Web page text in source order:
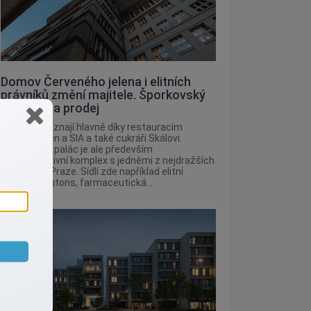
Domov Červeného jelena i elitních
právníků změní majitele. Šporkovský
palác je na prodej
Pražané ho znají hlavně díky restauracím
Červený jelen a SIA a také cukráři Skálovi.
Šporkovský palác je ale především
administrativní komplex s jedněmi z nejdražších
kanceláří v Praze. Sídlí zde například elitní
právníci Dentons, farmaceutická...